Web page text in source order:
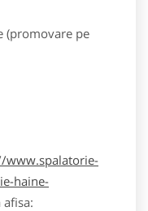
(promovare pe
www.spalatorie-
haine-